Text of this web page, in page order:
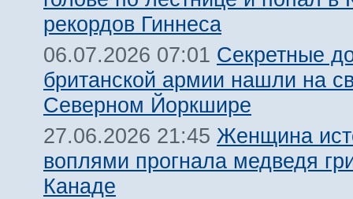
рекордов Гиннеса
06.07.2026 07:01 Секретные
британской армии нашли на
Северном Йоркшире
27.06.2026 21:45 Женщина
воплями прогнала медведя
Канаде